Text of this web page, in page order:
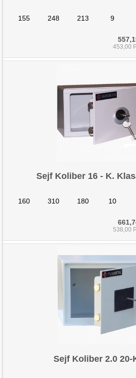
155 248 213 9
453,00
Sejf Koliber 16 - K.
160 310 180 10
538,00
Sejf Koliber 2.0 20-